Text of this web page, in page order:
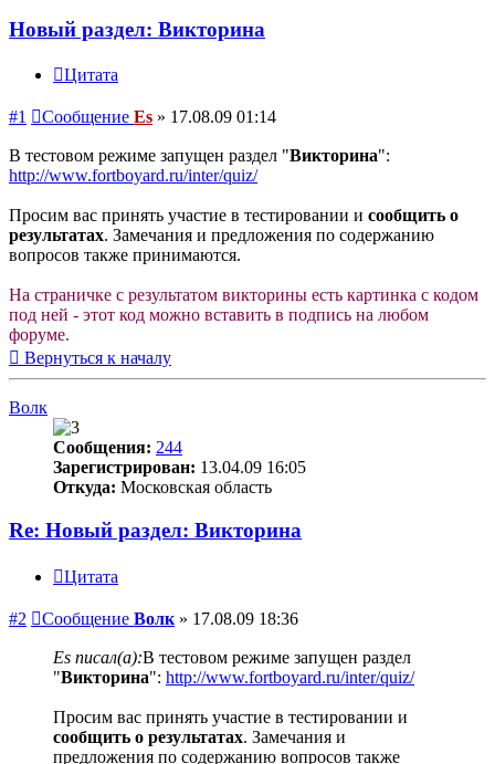
Новый раздел: Викторина
Цитата
#1 Сообщение Es » 17.08.09 01:14
В тестовом режиме запущен раздел "Викторина":
http://www.fortboyard.ru/inter/quiz/
Просим вас принять участие в тестировании и сообщить о
результатах. Замечания и предложения по содержанию
вопросов также принимаются.
На страничке с результатом викторины есть картинка с кодом
под ней - этот код можно вставить в подпись на любом
форуме.
Вернуться к началу
Волк
Сообщения: 244
Зарегистрирован: 13.04.09 16:05
Откуда: Московская область
Re: Новый раздел: Викторина
Цитата
#2 Сообщение Волк » 17.08.09 18:36
Es писал(а):В тестовом режиме запущен раздел
"Викторина": http://www.fortboyard.ru/inter/quiz/
Просим вас принять участие в тестировании и
сообщить о результатах. Замечания и
предложения по содержанию вопросов также